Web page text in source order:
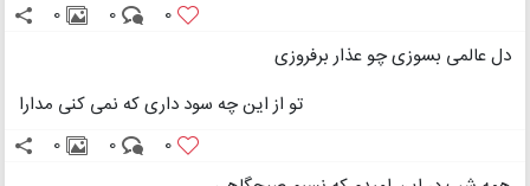
0
0
0
دل عالمی بسوزی چو عذار برفروزی
تو از این چه سود داری که نمی کنی مدارا
0
0
0